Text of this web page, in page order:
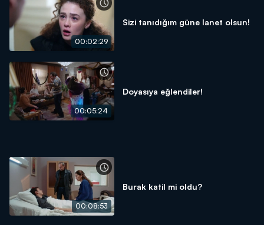
00:02:29
Sizi tanıdığım güne lanet olsun!
00:05:24
Doyasıya eğlendiler!
00:08:53
Burak katil mi oldu?